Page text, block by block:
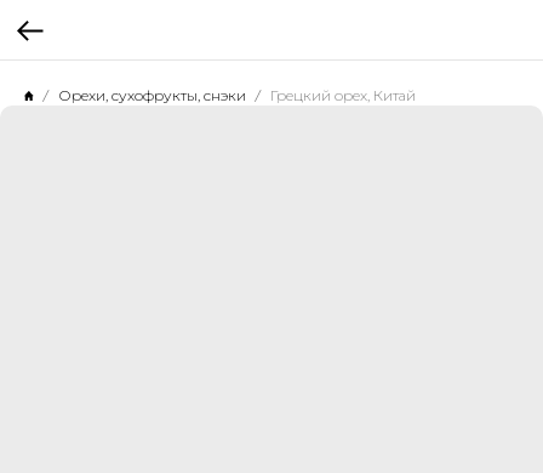
Орехи, сухофрукты, снэки Грецкий орех, Китай